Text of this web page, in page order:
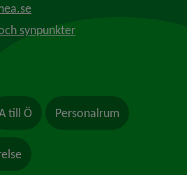
synpunkter
till Ö Personalrum